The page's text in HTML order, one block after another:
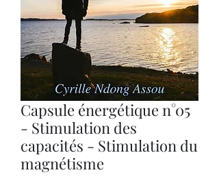
Capsule énergétique n°05
- Stimulation des
capacités - Stimulation du
magnétisme